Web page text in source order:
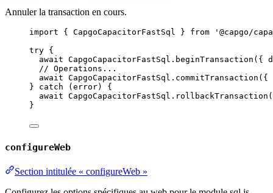
Annuler la transaction en cours.
import { CapgoCapacitorFastSql } from
'@capgo/
try {
await CapgoCapacitorFastSql. beginTransaction ({
// Operations...
await CapgoCapacitorFastSql. commitTransaction ({
} catch (error) {
await CapgoCapacitorFastSql. rollbackTransaction
}
configureWeb
Section intitulée « configureWeb »